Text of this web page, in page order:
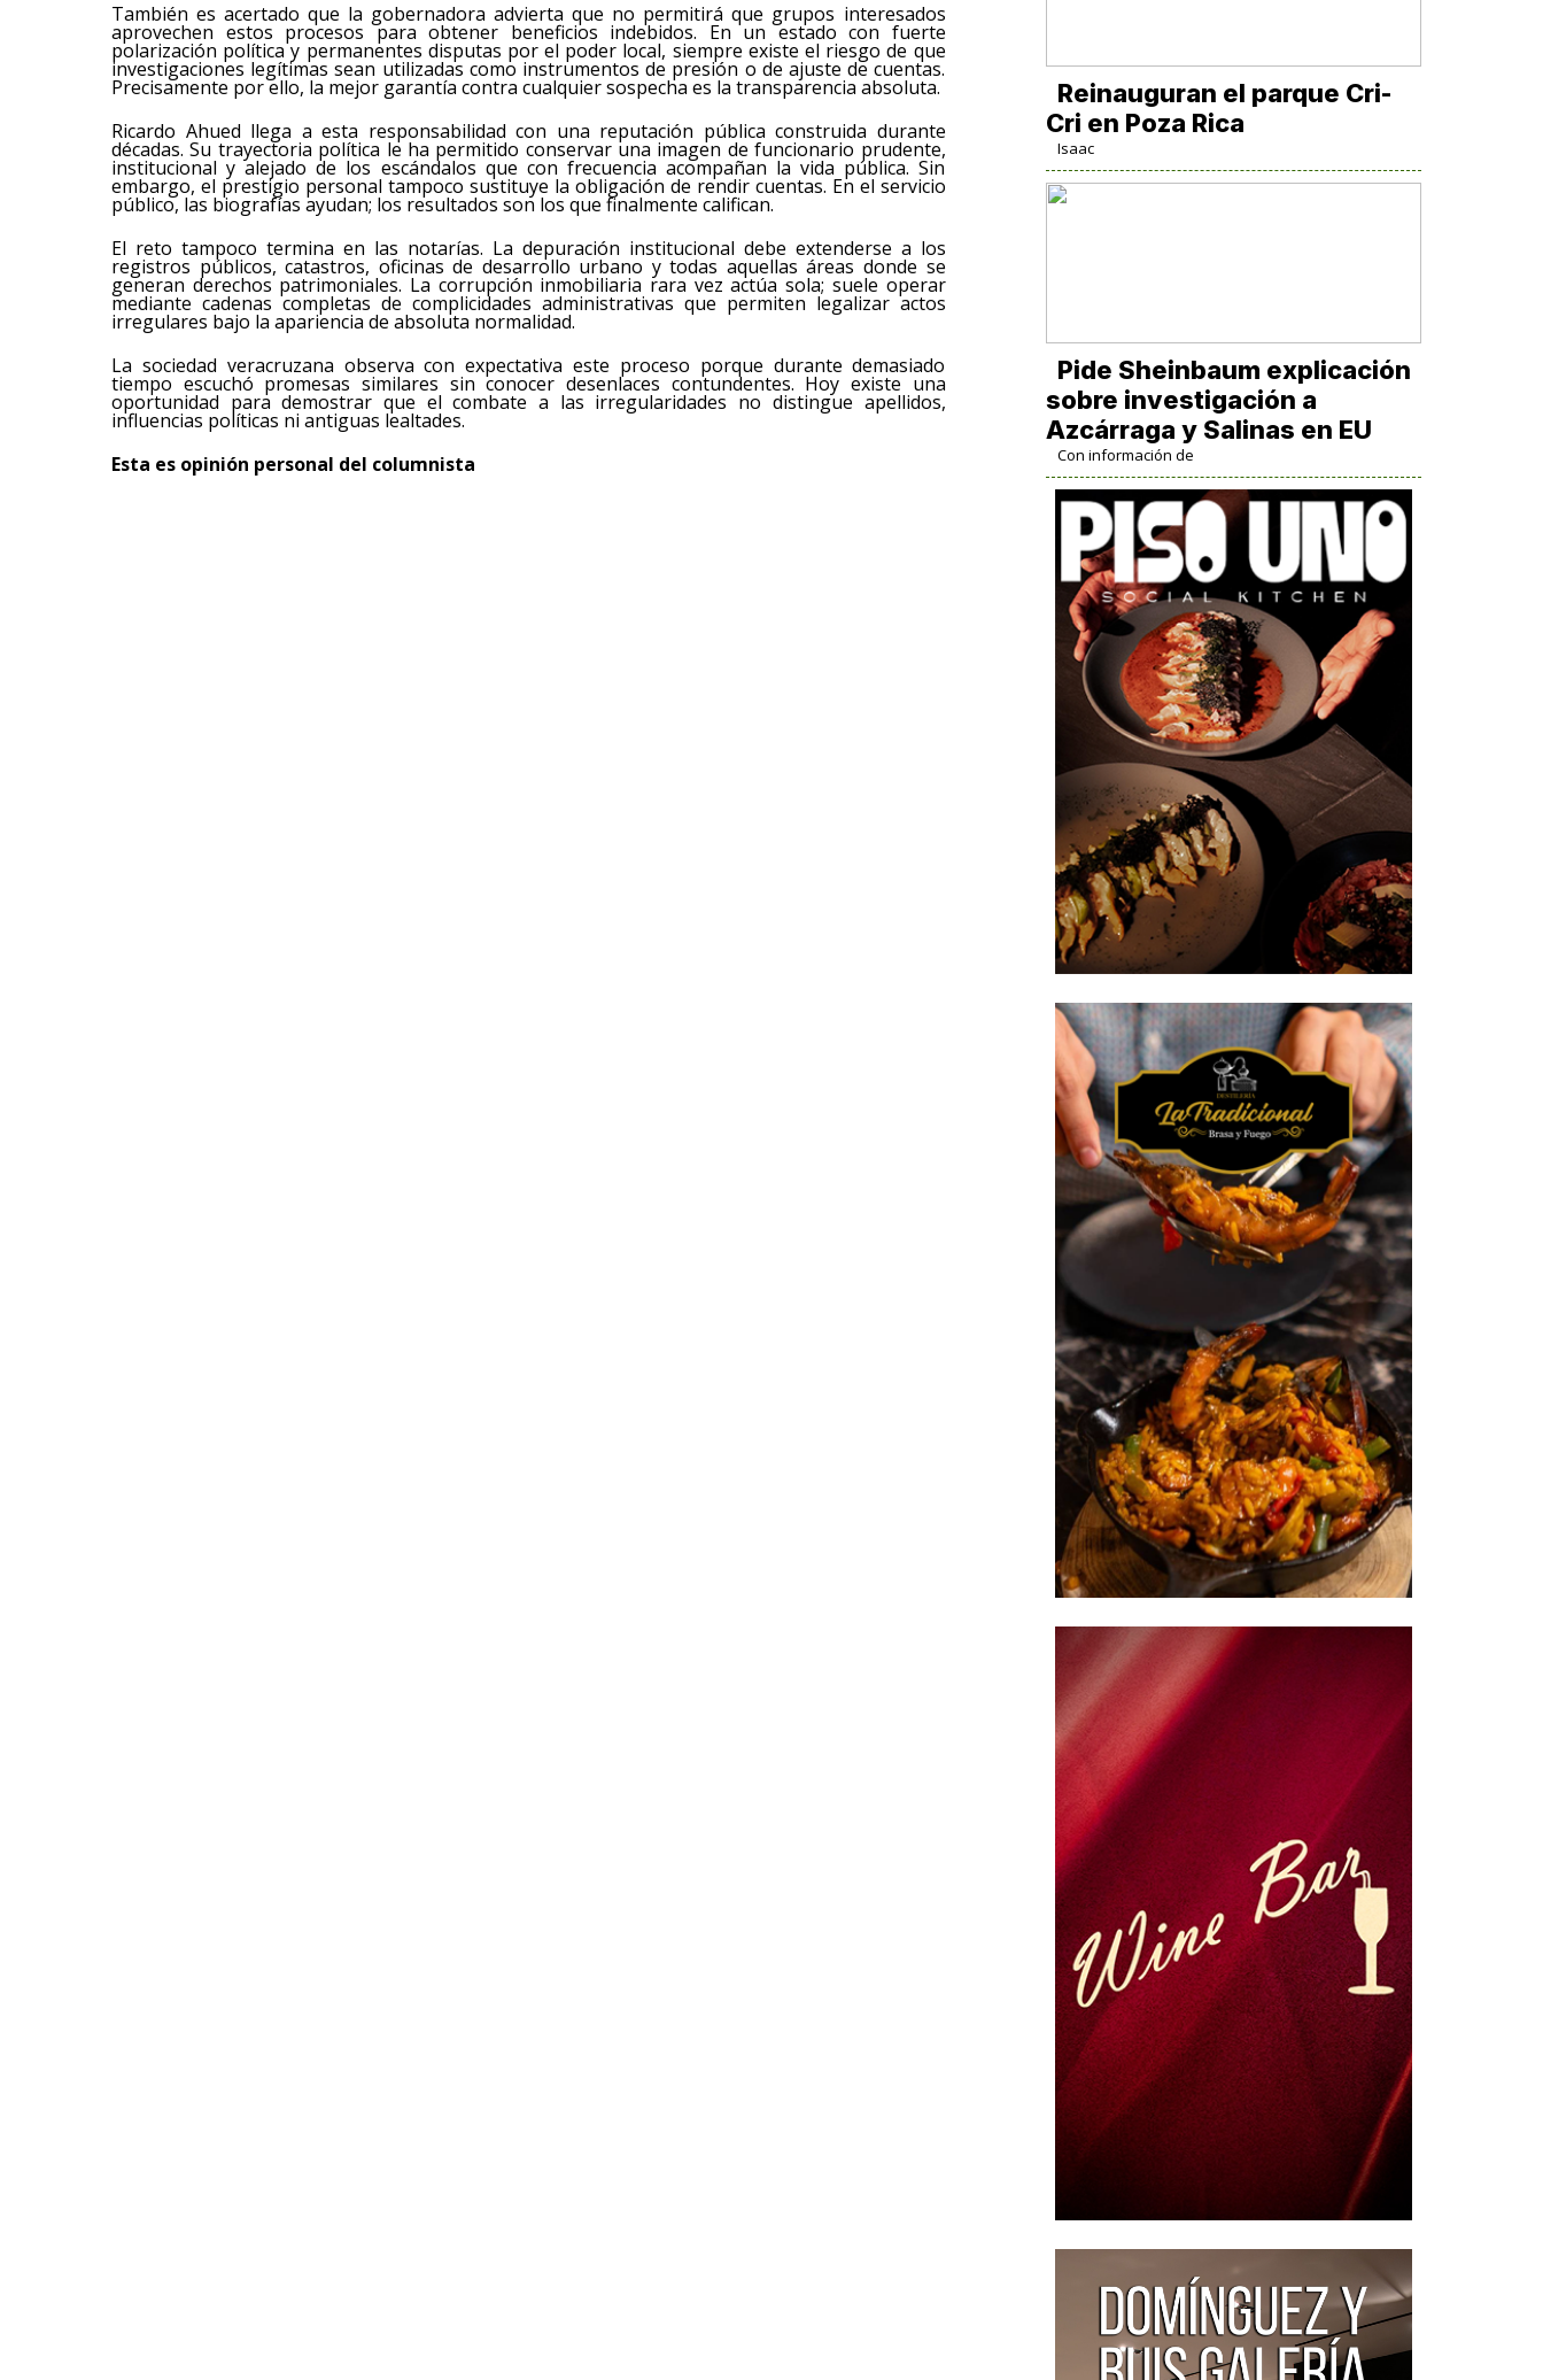
También es acertado que la gobernadora advierta que no permitirá que grupos interesados
aprovechen estos procesos para obtener beneficios indebidos. En un estado con fuerte
polarización política y permanentes disputas por el poder local, siempre existe el riesgo de que
investigaciones legítimas sean utilizadas como instrumentos de presión o de ajuste de cuentas.
Precisamente por ello, la mejor garantía contra cualquier sospecha es la transparencia absoluta.
Ricardo Ahued llega a esta responsabilidad con una reputación pública construida durante
décadas. Su trayectoria política le ha permitido conservar una imagen de funcionario prudente,
institucional y alejado de los escándalos que con frecuencia acompañan la vida pública. Sin
embargo, el prestigio personal tampoco sustituye la obligación de rendir cuentas. En el servicio
público, las biografías ayudan; los resultados son los que finalmente califican.
El reto tampoco termina en las notarías. La depuración institucional debe extenderse a los
registros públicos, catastros, oficinas de desarrollo urbano y todas aquellas áreas donde se
generan derechos patrimoniales. La corrupción inmobiliaria rara vez actúa sola; suele operar
mediante cadenas completas de complicidades administrativas que permiten legalizar actos
irregulares bajo la apariencia de absoluta normalidad.
La sociedad veracruzana observa con expectativa este proceso porque durante demasiado
tiempo escuchó promesas similares sin conocer desenlaces contundentes. Hoy existe una
oportunidad para demostrar que el combate a las irregularidades no distingue apellidos,
influencias políticas ni antiguas lealtades.
Esta es opinión personal del columnista
Reinauguran el parque Cri-
Cri en Poza Rica
Isaac
Pide Sheinbaum explicación
sobre investigación a
Azcárraga y Salinas en EU
Con información de